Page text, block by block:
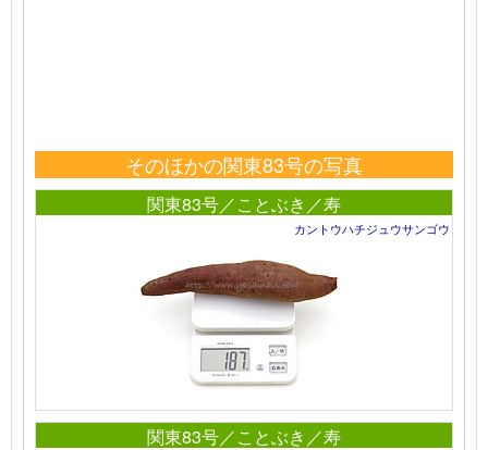
そのほかの関東83号の写真
関東83号／ことぶき／寿
カントウハチジュウサンゴウ
関東83号／ことぶき／寿